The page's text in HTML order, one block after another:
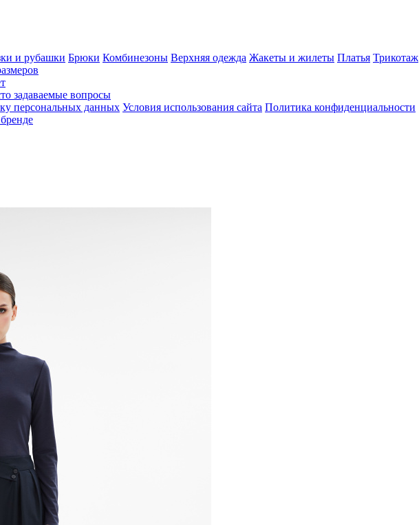
и рубашки Брюки Комбинезоны Верхняя одежда Жакеты и жилеты Платья Трикотаж
задаваемые вопросы
персональных данных Условия использования сайта Политика конфиденциальности